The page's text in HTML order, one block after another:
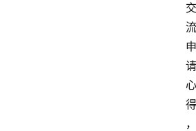
交
流
申
请
心
得
，